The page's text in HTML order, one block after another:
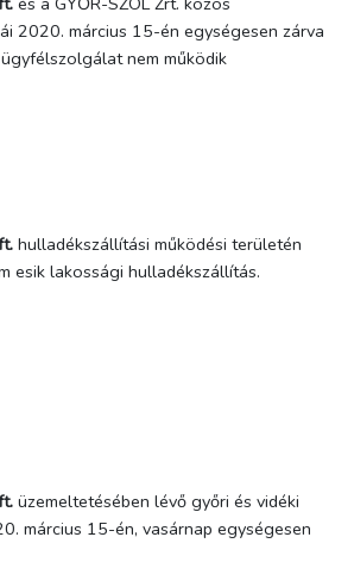
2020. március 15-én egységesen zárva
nem működik
hulladékszállítási működési területén
esik lakossági hulladékszállítás.
üzemeltetésében lévő győri és vidéki
március 15-én, vasárnap egységesen